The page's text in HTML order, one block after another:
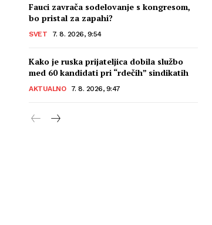
Fauci zavrača sodelovanje s kongresom,
bo pristal za zapahi?
SVET 7. 8. 2026, 9:54
Kako je ruska prijateljica dobila službo
med 60 kandidati pri “rdečih” sindikatih
AKTUALNO 7. 8. 2026, 9:47